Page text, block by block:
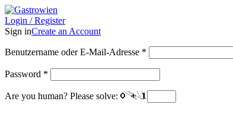
Login / Register
Sign inCreate an Account
Benutzername oder E-Mail-Adresse *
Password *
Are you human? Please solve: